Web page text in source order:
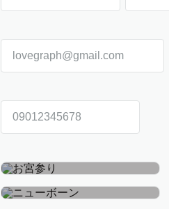
お宮参り・お食い初め